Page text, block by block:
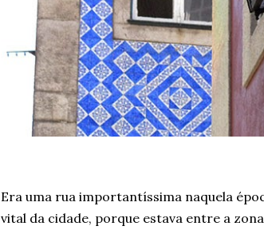
Era uma rua importantíssima naquela
vital da cidade, porque estava entre a